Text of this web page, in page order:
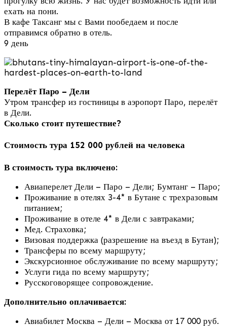
ехать на пони.
В кафе Таксанг мы с Вами пообедаем и после
отправимся обратно в отель.
9 день
Перелёт Паро – Дели
Утром трансфер из гостиницы в аэропорт Паро, перелёт
в Дели.
Сколько стоит путешествие?
Стоимость тура 152 000 рублей на человека
В стоимость тура включено:
Авиаперелет Дели – Паро – Дели; Бумтанг – Паро;
Проживание в отелях 3-4* в Бутане с трехразовым
питанием;
Проживание в отеле 4* в Дели с завтраками;
Мед. Страховка;
Визовая поддержка (разрешение на въезд в Бутан);
Трансферы по всему маршруту;
Экскурсионное обслуживание по всему маршруту;
Услуги гида по всему маршруту;
Русскоговорящее сопровождение.
Дополнительно оплачивается:
Авиабилет Москва – Дели – Москва от 17 000 руб.